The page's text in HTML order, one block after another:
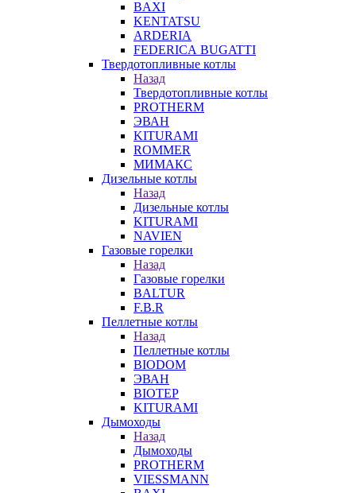
BAXI
KENTATSU
ARDERIA
FEDERICА BUGATTI
Твердотопливные котлы
Назад
Твердотопливные котлы
PROTHERM
ЭВАН
KITURAMI
ROMMER
МИМАКС
Дизельные котлы
Назад
Дизельные котлы
KITURAMI
NAVIEN
Газовые горелки
Назад
Газовые горелки
BALTUR
F.B.R
Пеллетные котлы
Назад
Пеллетные котлы
BIODOM
ЭВАН
BIOTEP
KITURAMI
Дымоходы
Назад
Дымоходы
PROTHERM
VIESSMANN